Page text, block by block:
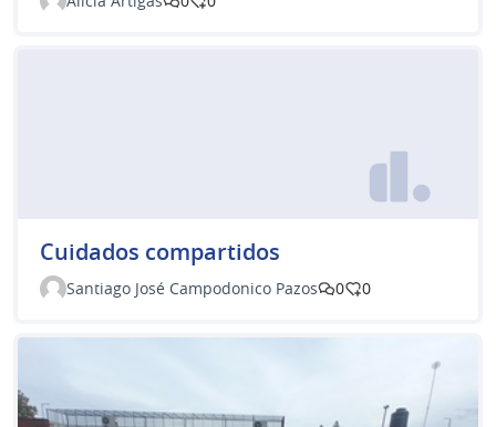
Cuidados compartidos
Santiago José Campodonico Pazos 0 0